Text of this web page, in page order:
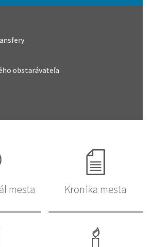
obstarávateľa
mesta Kronika mesta